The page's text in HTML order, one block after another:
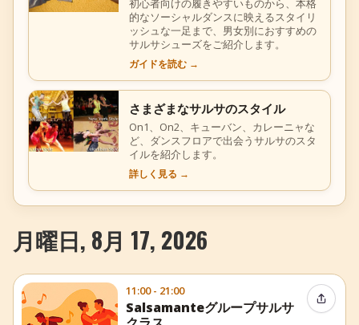
初心者向けの履きやすいものから、本格
的なソーシャルダンスに映えるスタイリ
ッシュな一足まで、男女別におすすめの
サルサシューズをご紹介します。
ガイドを読む →
さまざまなサルサのスタイル
On1、On2、キューバン、カレーニャな
ど、ダンスフロアで出会うサルサのスタ
イルを紹介します。
詳しく見る →
月曜日, 8月 17, 2026
11:00 - 21:00
Salsamanteグループサルサ
イベン